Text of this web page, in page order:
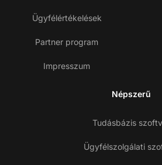
Ügyfélértékelések
Partner program
Impresszum
Népszerű
Tudásbázis
Ügyfélszolgálati